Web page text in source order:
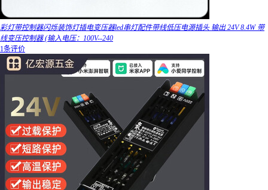
彩灯带控制器闪烁装饰灯插电变压器led串灯配件带线低压电源插头 输出 24V 8.4W 带
线变压控制器 (输入电压：100V--240
1条评价